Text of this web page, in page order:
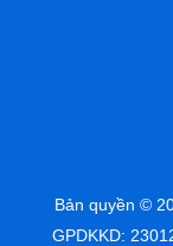
Bản quyền ©
GPDKKD: